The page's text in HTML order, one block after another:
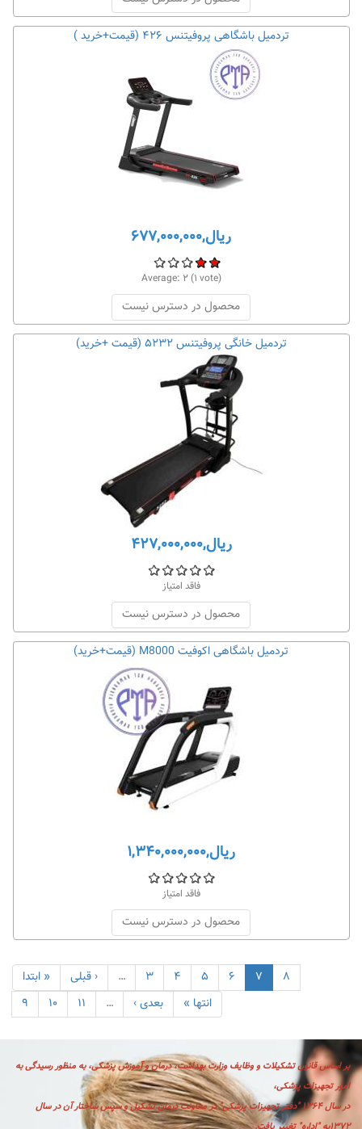
تردمیل باشگاهی پروفیتنس ۴۲۶ (قیمت+خرید )
ریال,۶۷۷,۰۰۰,۰۰۰
Average: ۲(۱ vote)
محصول در دسترس نیست
تردمیل خانگی پروفیتنس ۵۲۳۲ (قیمت +خرید)
ریال,۴۲۷,۰۰۰,۰۰۰
فاقد امتیاز
محصول در دسترس نیست
تردمیل باشگاهی اکوفیت M8000 (قیمت+خرید)
ریال,۱,۳۴۰,۰۰۰,۰۰۰
فاقد امتیاز
محصول در دسترس نیست
« ابتدا ‹ قبلی … ۳ ۴ ۵ ۶ ۷
۸
۹
۱۰ ۱۱ … بعدی › انتها »
بر اساس قانون تشكيلات و وظايف وزارت بهداشت، درمان و آموزش پزشكی، به منظور رسیدگی به
امور تجهیزات پزشکی،
در سال ۱۳۶۴ "دفتر تجهیزات پزشکی" در معاونت درمان تشکیل و سپس ساختار آن در سال